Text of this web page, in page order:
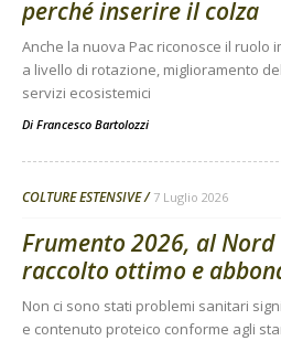
perché inserire il colza
Anche la nuova Pac riconosce il ruolo
a livello di rotazione, miglioramento
servizi ecosistemici
Di Francesco Bartolozzi
COLTURE ESTENSIVE 7 Luglio 2026
Frumento 2026, al Nord
raccolto ottimo e
Non ci sono stati problemi sanitari
e contenuto proteico conforme agli